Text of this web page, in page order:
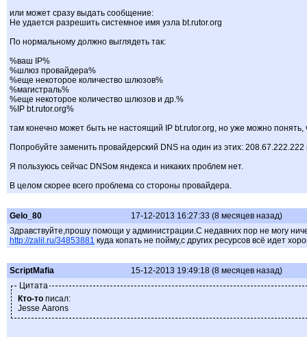
или может сразу выдать сообщение:
Не удается разрешить системное имя узла bt.rutor.org
По нормальному должно выглядеть так:
%ваш IP%
%шлюз провайдера%
%еще некоторое количество шлюзов%
%магистраль%
%еще некоторое количество шлюзов и др.%
%IP bt.rutor.org%
там конечно может быть не настоящий IP bt.rutor.org, но уже можно понять,
Попробуйте заменить провайдерский DNS на один из этих:
Я пользуюсь сейчас DNSом яндекса и никаких проблем нет.
В целом скорее всего проблема со стороны провайдера.
Gelo_80
17-12-2013 16:27:33 (8 месяцев назад)
Здравствуйте,прошу помощи у администрации.С недавних пор не могу
http://zalil.ru/34853881 куда копать не пойму,с других ресурсов всё идет
ScriptMafia
15-12-2013 19:49:18 (8 месяцев назад)
Цитата
Кто-то писал:
Jesse Aarons